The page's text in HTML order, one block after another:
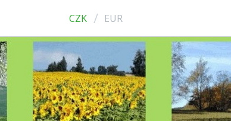
CZK / EUR